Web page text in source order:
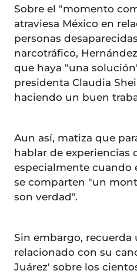
Sobre el "momento
atraviesa México en
personas
narcotráfico,
que haya "una
presidenta Claudia
haciendo un buen
Aun así, matiza que
hablar de experiencias
especialmente cuando
se comparten "un
son verdad".
Sin embargo, recuerda
relacionado con su
Juárez' sobre los